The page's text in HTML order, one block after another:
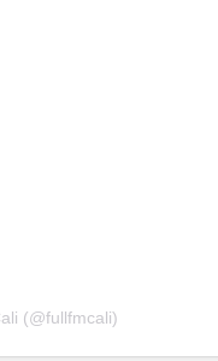
(@fullfmcali)